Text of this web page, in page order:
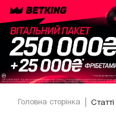
Головна сторінка